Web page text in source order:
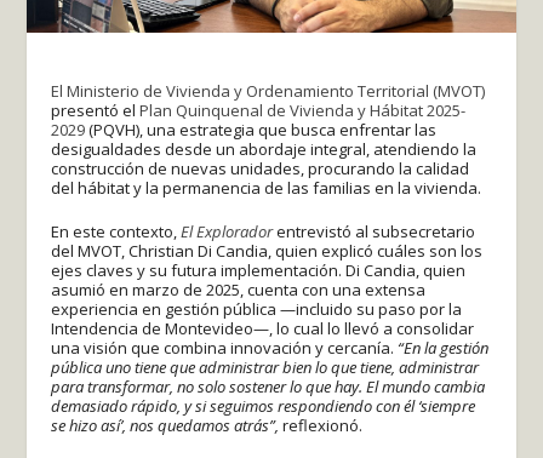
El Ministerio de Vivienda y Ordenamiento Territorial (MVOT)
presentó elPlan Quinquenal de Vivienda y Hábitat 2025-
2029(PQVH), una estrategia que busca enfrentar las
desigualdades desde un abordaje integral, atendiendo la
construcción de nuevas unidades, procurando la calidad
del hábitat y la permanencia de las familias en la vivienda.
En este contexto,El Exploradorentrevistó al subsecretario
del MVOT, Christian Di Candia, quien explicó cuáles son los
ejes claves y su futura implementación. Di Candia, quien
asumió en marzo de 2025, cuenta con una extensa
experiencia en gestión pública —incluido su paso por la
Intendencia de Montevideo—, lo cual lo llevó a consolidar
una visión que combina innovación y cercanía. “En la gestión
pública uno tiene que administrar bien lo que tiene, administrar
para transformar, no solo sostener lo que hay. El mundo cambia
demasiado rápido, y si seguimos respondiendo con él ‘siempre
se hizo así’, nos quedamos atrás”,reflexionó.